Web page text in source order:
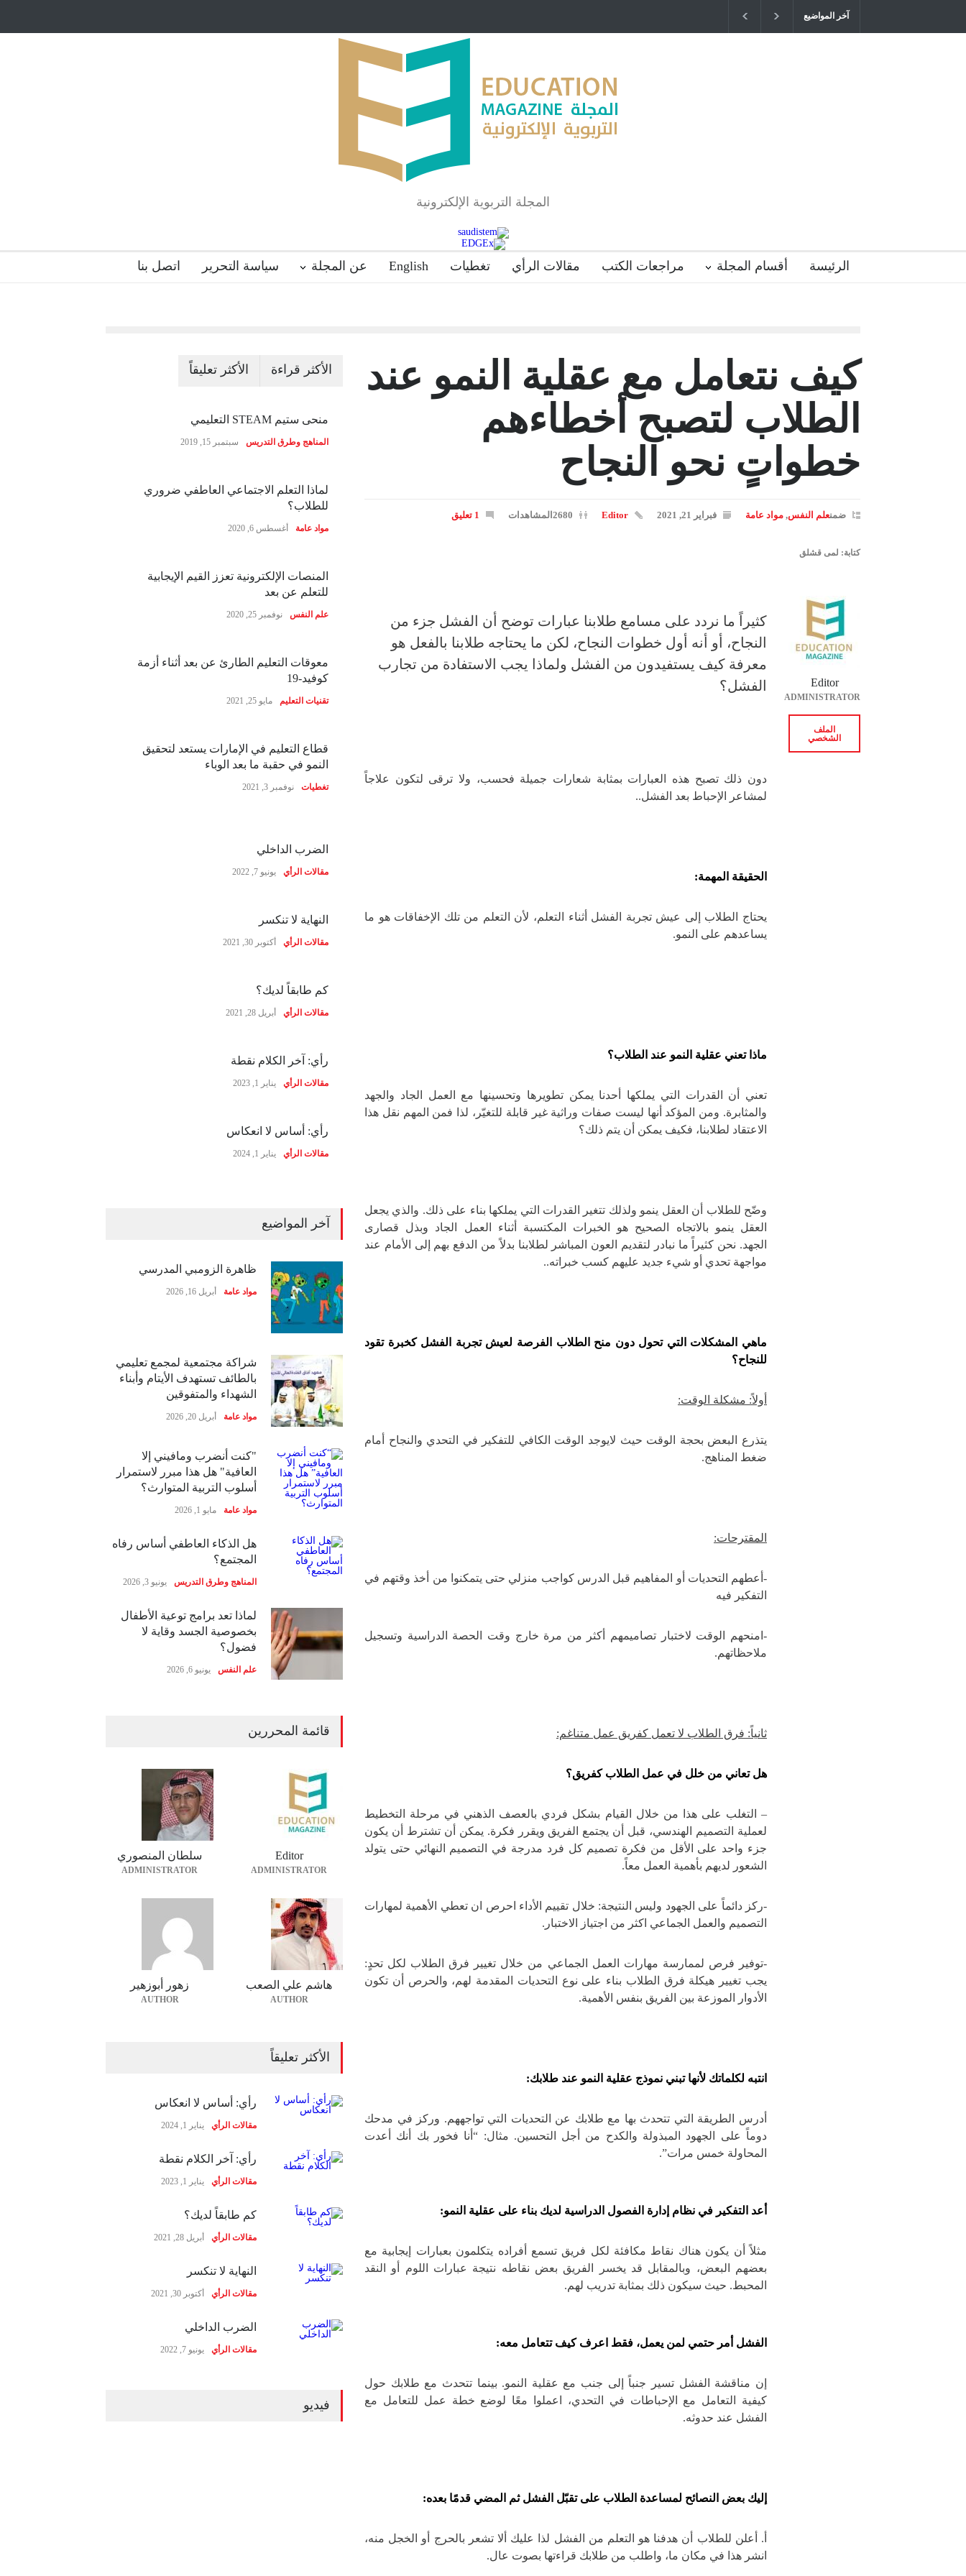
آخر المواضيع
شراكة مجتمعية لمجمع تعليمي بالطائف تستهدف الأيتام وأبناء الشهداء
لماذا تعد برامج توعية الأطفال بخصوصية الجسد وقاية لا فضول؟
المجلة التربوية الإلكترونية
الرئيسة أقسام المجلة مراجعات الكتب مقالات الرأي تغطيات English عن المجلة سياسة التحرير اتصل بنا
كيف نتعامل مع عقلية النمو عند
الطلاب لتصبح أخطاءهم
خطواتٍ نحو النجاح
ضمنعلم النفس, مواد عامة فبراير 21, 2021 Editor 2680المشاهدات 1 تعليق
كتابة: لمى قشلق
كثيراً ما نردد على مسامع طلابنا عبارات توضح أن الفشل جزء من
النجاح، أو أنه أول خطوات النجاح، لكن ما يحتاجه طلابنا بالفعل هو
معرفة كيف يستفيدون من الفشل ولماذا يجب الاستفادة من تجارب
الفشل؟
دون ذلك تصبح هذه العبارات بمثابة شعارات جميلة فحسب، ولا ترقى لتكون علاجاً
لمشاعر الإحباط بعد الفشل..
الحقيقة المهمة:
يحتاج الطلاب إلى عيش تجربة الفشل أثناء التعلم، لأن التعلم من تلك الإخفاقات هو ما
يساعدهم على النمو.
ماذا تعني عقلية النمو عند الطلاب؟
تعني أن القدرات التي يملكها أحدنا يمكن تطويرها وتحسينها مع العمل الجاد والجهد
والمثابرة. ومن المؤكد أنها ليست صفات وراثية غير قابلة للتغيّر، لذا فمن المهم نقل هذا
الاعتقاد لطلابنا، فكيف يمكن أن يتم ذلك؟
وضّح للطلاب أن العقل ينمو ولذلك تتغير القدرات التي يملكها بناء على ذلك. والذي يجعل
العقل ينمو بالاتجاه الصحيح هو الخبرات المكتسبة أثناء العمل الجاد وبذل قصارى
الجهد. نحن كثيراً ما نبادر لتقديم العون المباشر لطلابنا بدلاً من الدفع بهم إلى الأمام عند
مواجهة تحدي أو شيء جديد عليهم كسب خبراته..
ماهي المشكلات التي تحول دون منح الطلاب الفرصة لعيش تجربة الفشل كخبرة تقود
للنجاح؟
أولاً: مشكلة الوقت:
يتذرع البعض بحجة الوقت حيث لايوجد الوقت الكافي للتفكير في التحدي والنجاح أمام
ضغط المناهج.
المقترحات:
-أعطهم التحديات أو المفاهيم قبل الدرس كواجب منزلي حتى يتمكنوا من أخذ وقتهم في
التفكير فيه
-امنحهم الوقت لاختبار تصاميمهم أكثر من مرة خارج وقت الحصة الدراسية وتسجيل
ملاحظاتهم.
ثانياً: فرق الطلاب لا تعمل كفريق عمل متناغم:
هل تعاني من خلل في عمل الطلاب كفريق؟
– التغلب على هذا من خلال القيام بشكل فردي بالعصف الذهني في مرحلة التخطيط
لعملية التصميم الهندسي، قبل أن يجتمع الفريق ويقرر فكرة. يمكن أن تشترط أن يكون
جزء واحد على الأقل من فكرة تصميم كل فرد مدرجة في التصميم النهائي حتى يتولد
الشعور لديهم بأهمية العمل معاً.
-ركز دائماً على الجهود وليس النتيجة: خلال تقييم الأداء احرص ان تعطي الأهمية لمهارات
التصميم والعمل الجماعي اكثر من اجتياز الاختبار.
-توفير فرص لممارسة مهارات العمل الجماعي من خلال تغيير فرق الطلاب لكل تحدٍ:
يجب تغيير هيكلة فرق الطلاب بناء على نوع التحديات المقدمة لهم، والحرص أن تكون
الأدوار الموزعة بين الفريق بنفس الأهمية.
انتبه لكلماتك لأنها تبني نموذج عقلية النمو عند طلابك:
أدرس الطريقة التي تتحدث بها مع طلابك عن التحديات التي تواجههم. وركز في مدحك
دوماً على الجهود المبذولة والكدح من أجل التحسين. مثال: “أنا فخور بك أنك أعدت
المحاولة خمس مرات”.
أعد التفكير في نظام إدارة الفصول الدراسية لديك بناء على عقلية النمو:
مثلاً أن يكون هناك نقاط مكافئة لكل فريق تسمع أفراده يتكلمون بعبارات إيجابية مع
بعضهم البعض، وبالمقابل قد يخسر الفريق بعض نقاطه نتيجة عبارات اللوم أو النقد
المحبط. حيث سيكون ذلك بمثابة تدريب لهم.
الفشل أمر حتمي لمن يعمل، فقط اعرف كيف تتعامل معه:
إن مناقشة الفشل تسير جنباً إلى جنب مع عقلية النمو. بينما تتحدث مع طلابك حول
كيفية التعامل مع الإحباطات في التحدي، اعملوا معًا لوضع خطة عمل للتعامل مع
الفشل عند حدوثه.
إليك بعض النصائح لمساعدة الطلاب على تقبّل الفشل ثم المضي قدمًا بعده:
أ. أعلن للطلاب أن هدفنا هو التعلم من الفشل لذا عليك ألا تشعر بالحرج أو الخجل منه،
انشر هذا في مكان ما، واطلب من طلابك قراءتها بصوت عال.
Editor
ADMINISTRATOR
الملف
الشخصي
الأكثر قراءة الأكثر تعليقاً
منحى ستيم STEAM التعليمي
المناهج وطرق التدريس سبتمبر 15, 2019
لماذا التعلم الاجتماعي العاطفي ضروري
للطلاب؟
مواد عامة أغسطس 6, 2020
المنصات الإلكترونية تعزز القيم الإيجابية
للتعلم عن بعد
علم النفس نوفمبر 25, 2020
معوقات التعليم الطارئ عن بعد أثناء أزمة
كوفيد-19
تقنيات التعليم مايو 25, 2021
قطاع التعليم في الإمارات يستعد لتحقيق
النمو في حقبة ما بعد الوباء
تغطيات نوفمبر 3, 2021
الضرب الداخلي
مقالات الرأي يونيو 7, 2022
النهاية لا تنكسر
مقالات الرأي أكتوبر 30, 2021
كم طابقاً لديك؟
مقالات الرأي أبريل 28, 2021
رأي: آخر الكلام نقطة
مقالات الرأي يناير 1, 2023
رأي: أساس لا انعكاس
مقالات الرأي يناير 1, 2024
آخر المواضيع
ظاهرة الزومبي المدرسي
مواد عامة أبريل 16, 2026
شراكة مجتمعية لمجمع تعليمي
بالطائف تستهدف الأيتام وأبناء
الشهداء والمتفوقين
مواد عامة أبريل 20, 2026
"كنت أنضرب ومافيني إلا
العافية" هل هذا مبرر لاستمرار
أسلوب التربية المتوارث؟
مواد عامة مايو 1, 2026
هل الذكاء العاطفي أساس رفاه
المجتمع؟
المناهج وطرق التدريس يونيو 3, 2026
لماذا تعد برامج توعية الأطفال
بخصوصية الجسد وقاية لا
فضول؟
علم النفس يونيو 6, 2026
قائمة المحررين
Editor
ADMINISTRATOR
سلطان المنصوري
ADMINISTRATOR
هاشم علي الصعب
AUTHOR
زهور أبوزهير
AUTHOR
الأكثر تعليقاً
رأي: أساس لا انعكاس
مقالات الرأي يناير 1, 2024
رأي: آخر الكلام نقطة
مقالات الرأي يناير 1, 2023
كم طابقاً لديك؟
مقالات الرأي أبريل 28, 2021
النهاية لا تنكسر
مقالات الرأي أكتوبر 30, 2021
الضرب الداخلي
مقالات الرأي يونيو 7, 2022
فيديو